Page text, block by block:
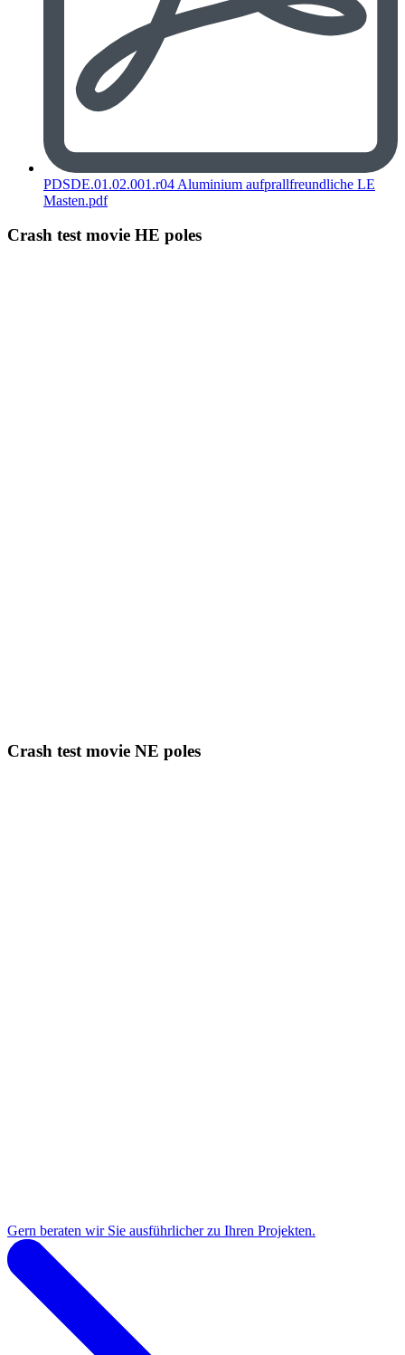
PDSDE.01.02.001.r04 Aluminium aufprallfreundliche LE
Masten.pdf
Crash test movie HE poles
Crash test movie NE poles
Gern beraten wir Sie ausführlicher zu Ihren Projekten.